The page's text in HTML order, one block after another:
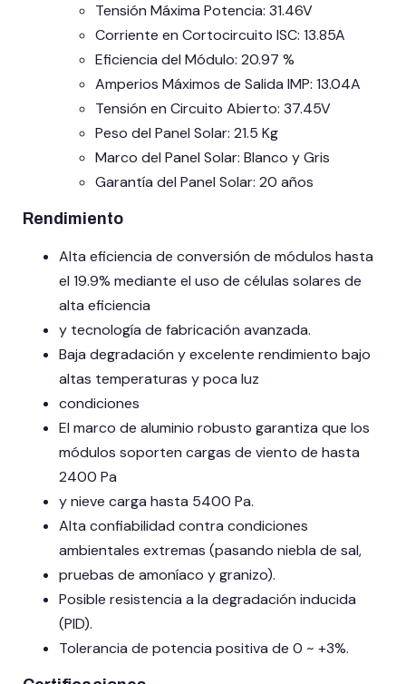
Tensión Máxima Potencia: 31.46V
Corriente en Cortocircuito ISC: 13.85A
Eficiencia del Módulo: 20.97 %
Amperios Máximos de Salida IMP: 13.04A
Tensión en Circuito Abierto: 37.45V
Peso del Panel Solar: 21.5 Kg
Marco del Panel Solar: Blanco y Gris
Garantía del Panel Solar: 20 años
Rendimiento
Alta eficiencia de conversión de módulos hasta
el 19.9% mediante el uso de células solares de
alta eficiencia
y tecnología de fabricación avanzada.
Baja degradación y excelente rendimiento bajo
altas temperaturas y poca luz
condiciones
El marco de aluminio robusto garantiza que los
módulos soporten cargas de viento de hasta
2400 Pa
y nieve carga hasta 5400 Pa.
Alta confiabilidad contra condiciones
ambientales extremas (pasando niebla de sal,
pruebas de amoníaco y granizo).
Posible resistencia a la degradación inducida
(PID).
Tolerancia de potencia positiva de 0 ~ +3%.